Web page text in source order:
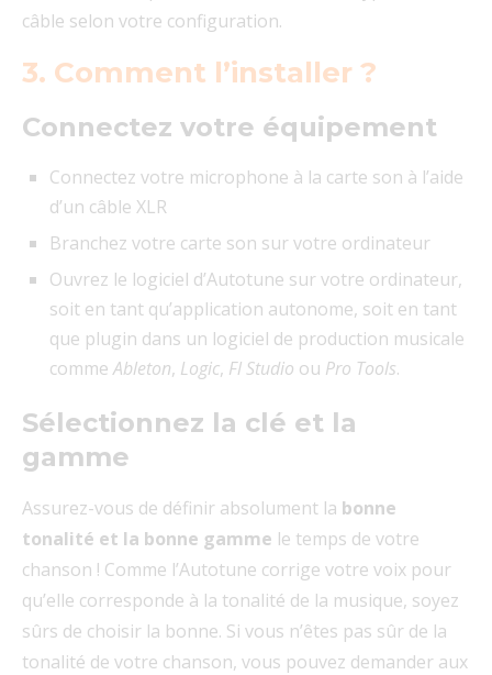
câble selon votre configuration.
3. Comment l’installer ?
Connectez votre équipement
Connectez votre microphone à la carte son à l’aide
d’un câble XLR
Branchez votre carte son sur votre ordinateur
Ouvrez le logiciel d’Autotune sur votre ordinateur,
soit en tant qu’application autonome, soit en tant
que plugin dans un logiciel de production musicale
commeAbleton, Logic, Fl Studio ou Pro Tools.
Sélectionnez la clé et la
gamme
Assurez-vous de définir absolument la bonne
tonalité et la bonne gamme le temps de votre
chanson ! Comme l’Autotune corrige votre voix pour
qu’elle corresponde à la tonalité de la musique, soyez
sûrs de choisir la bonne. Si vous n’êtes pas sûr de la
tonalité de votre chanson, vous pouvez demander aux